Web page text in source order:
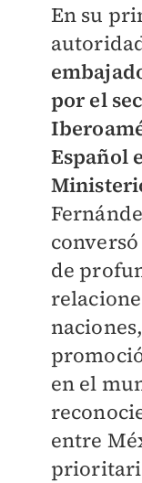
En su
por el
Español
de
en el
entre